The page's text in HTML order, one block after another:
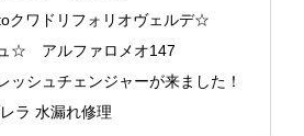
クワドリフォリオヴェルデ☆
☆ アルファロメオ147
ッシュチェンジャーが来ました！
ラ 水漏れ修理